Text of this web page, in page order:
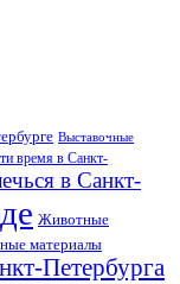
Выставочные
время в Санкт-
в Санкт-
Животные
материалы
Петербурга